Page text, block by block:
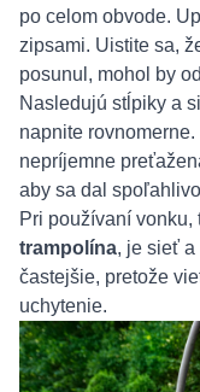
po celom obvode.
zipsami. Uistite sa,
posunul, mohol by
Nasledujú stĺpiky a
napnite
nepríjemne
aby sa dal
Pri používaní vonku,
trampolína, je sieť a
častejšie, pretože
uchytenie.